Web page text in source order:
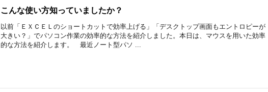
こんな使い方知っていましたか？
以前「ＥＸＣＥＬのショートカットで効率上げる」「デスクトップ画面もエントロピーが
大きい？」でパソコン作業の効率的な方法を紹介しました。本日は、マウスを用いた効率
的な方法を紹介します。 最近ノート型パソ ...